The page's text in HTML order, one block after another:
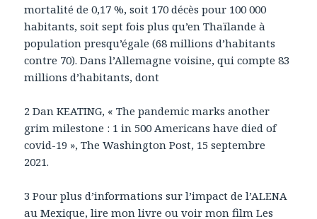
mortalité de 0,17 %, soit 170 décès pour 100 000
habitants, soit sept fois plus qu’en Thaïlande à
population presqu’égale (68 millions d’habitants
contre 70). Dans l’Allemagne voisine, qui compte 83
millions d’habitants, dont
2 Dan KEATING, « The pandemic marks another
grim milestone : 1 in 500 Americans have died of
covid-19 », The Washington Post, 15 septembre
2021.
3 Pour plus d’informations sur l’impact de l’ALENA
au Mexique, lire mon livre ou voir mon film Les